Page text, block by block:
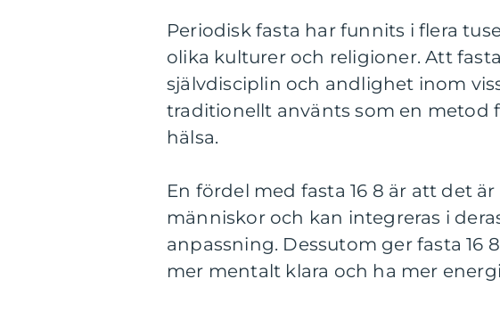
Periodisk fasta har funnits i flera
olika kulturer och religioner. Att
självdisciplin och andlighet inom
traditionellt använts som en metod
hälsa.
En fördel med fasta 16 8 är att det
människor och kan integreras i
anpassning. Dessutom ger fasta 16
mer mentalt klara och ha mer